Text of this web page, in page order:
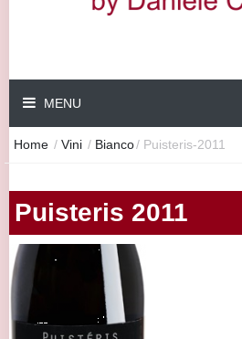
MENU
Home / Vini / Bianco/ Puisteris-2011
Puisteris 2011